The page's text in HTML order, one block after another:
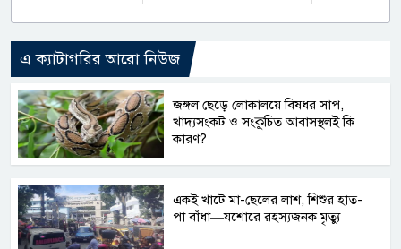
এ ক্যাটাগরির আরো নিউজ
জঙ্গল ছেড়ে লোকালয়ে বিষধর সাপ,
খাদ্যসংকট ও সংকুচিত আবাসস্থলই কি
কারণ?
একই খাটে মা-ছেলের লাশ, শিশুর হাত-
পা বাঁধা—যশোরে রহস্যজনক মৃত্যু